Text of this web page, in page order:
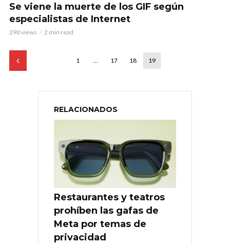
Se viene la muerte de los GIF según
especialistas de Internet
290 views 2 min read
1 … 17 18 19
RELACIONADOS
Restaurantes y teatros
prohíben las gafas de
Meta por temas de
privacidad